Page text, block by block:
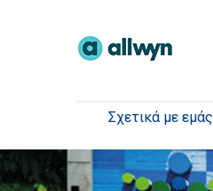
Σχετικά με εμάς